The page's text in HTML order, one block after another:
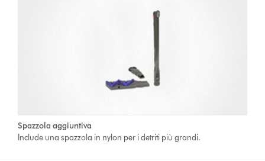
Spazzola aggiuntiva
Include una spazzola in nylon per i detriti più grandi.